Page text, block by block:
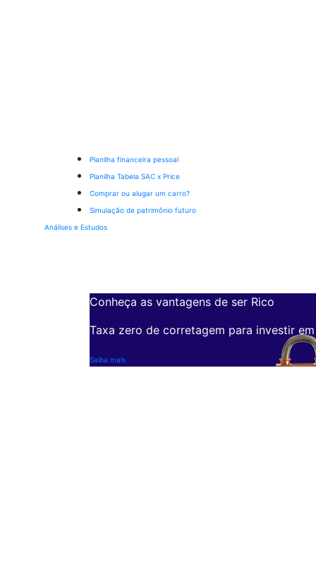
Planilha financeira pessoal
Planilha Tabela SAC x Price
Comprar ou alugar um carro?
Simulação de patrimônio futuro
Análises e Estudos
Conheça as vantagens de ser Rico
Taxa zero de corretagem para investir
Saiba mais